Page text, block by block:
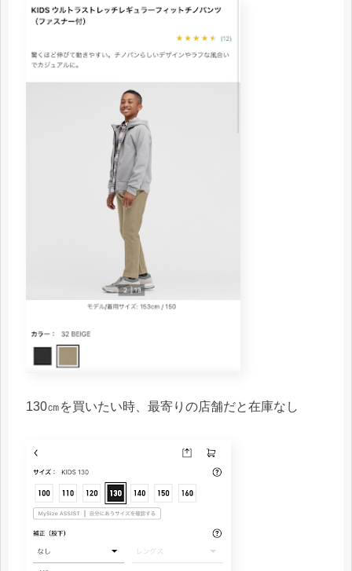
130㎝を買いたい時、最寄りの店舗だと在庫なし